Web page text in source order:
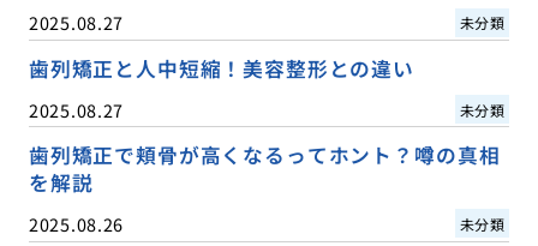
2025.08.27 未分類
歯列矯正と人中短縮！美容整形との違い
2025.08.27 未分類
歯列矯正で頬骨が高くなるってホント？噂の真相
を解説
2025.08.26 未分類